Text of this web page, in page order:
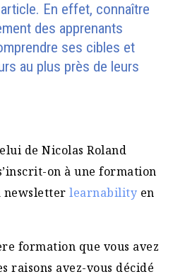
En effet, connaître
des apprenants
ses cibles et
au plus près de leurs
de Nicolas Roland
on à une formation
newsletter learnability en
formation que vous avez
raisons avez-vous décidé